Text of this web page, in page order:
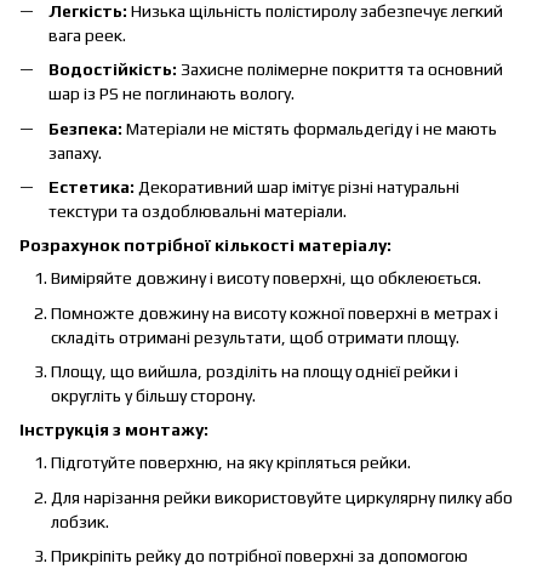
Легкість: Низька щільність полістиролу забезпечує легкий
вага реек.
Водостійкість: Захисне полімерне покриття та основний
шар із PS не поглинають вологу.
Безпека: Матеріали не містять формальдегіду і не мають
запаху.
Естетика: Декоративний шар імітує різні натуральні
текстури та оздоблювальні матеріали.
Розрахунок потрібної кількості матеріалу:
Виміряйте довжину і висоту поверхні, що обклеюється.
Помножте довжину на висоту кожної поверхні в метрах і
складіть отримані результати, щоб отримати площу.
Площу, що вийшла, розділіть на площу однієї рейки і
округліть у більшу сторону.
Інструкція з монтажу:
Підготуйте поверхню, на яку кріпляться рейки.
Для нарізання рейки використовуйте циркулярну пилку або
лобзик.
Прикріпіть рейку до потрібної поверхні за допомогою